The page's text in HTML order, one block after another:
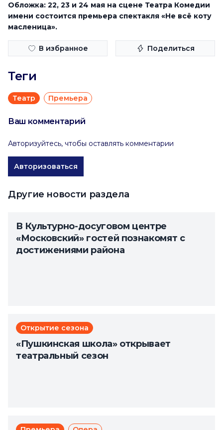
Обложка: 22, 23 и 24 мая на сцене Театра Комедии
имени состоится премьера спектакля «Не всё коту
масленица».
В избранное Поделиться
Теги
Театр Премьера
Ваш комментарий
Авторизуйтесь, чтобы оставлять комментарии
Авторизоваться
Другие новости раздела
В Культурно-досуговом центре
«Московский» гостей познакомят с
достижениями района
Открытие сезона
«Пушкинская школа» открывает
театральный сезон